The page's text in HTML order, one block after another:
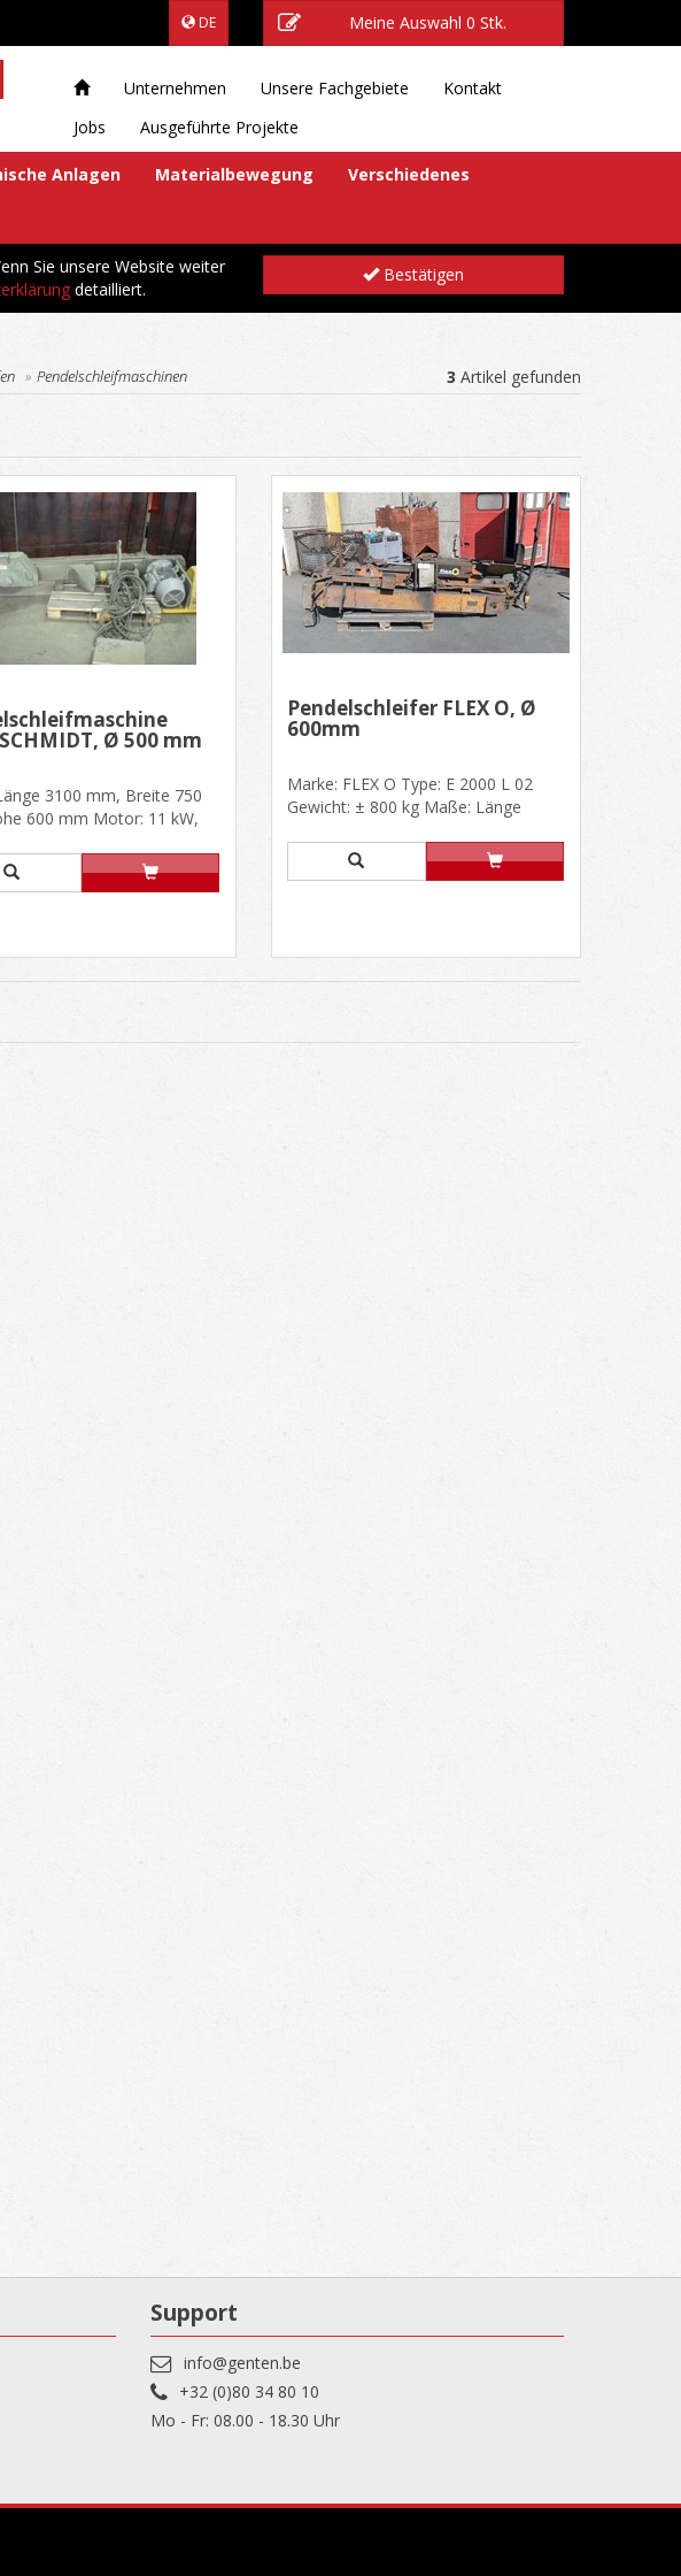
DE Meine Auswahl 0 Stk.
Unternehmen Unsere Fachgebiete
Kontakt
Jobs
Ausgeführte Projekte
Anlagen Materialbewegung Verschiedenes
Sie unsere Website weiter
detailliert.
Bestätigen
Pendelschleifmaschinen 3 Artikel gefunden
Ø 500 mm
3100 mm, Breite 750
600 mm Motor: 11 kW,
Pendelschleifer FLEX O, Ø
600mm
Marke: FLEX O Type: E 2000 L 02
Gewicht: ± 800 kg Maße: Länge
Support
info@genten.be
+32 (0)80 34 80 10
Mo - Fr: 08.00 - 18.30 Uhr